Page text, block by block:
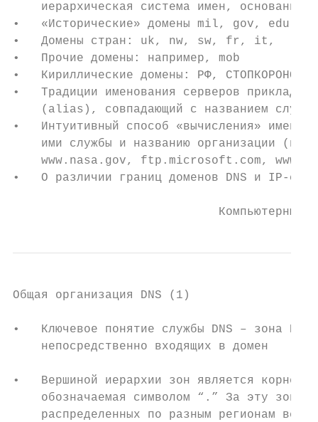
иерархическая система имен, основанная
•   «Исторические» домены mil, gov, edu,
•   Домены стран: uk, nw, sw, fr, it,
•   Прочие домены: например, mob
•   Кириллические домены: РФ,
•   Традиции именования серверов
(alias), совпадающий с названием
•   Интуитивный способ «вычисления» имен
ими службы и названию организации
www.nasa.gov, ftp.microsoft.com,
•   О различии границ доменов DNS и IP-
Компьютерные
Общая организация DNS (1)
•   Ключевое понятие службы DNS – зона
    непосредственно входящих в домен
•   Вершиной иерархии зон является
обозначаемая символом “.” За эту зону
распределенных по разным регионам всех